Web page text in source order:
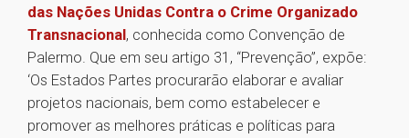
das Nações Unidas Contra o Crime Organizado
Transnacional, conhecida como Convenção de
Palermo. Que em seu artigo 31, “Prevenção”, expõe:
‘Os Estados Partes procurarão elaborar e avaliar
projetos nacionais, bem como estabelecer e
promover as melhores práticas e políticas para